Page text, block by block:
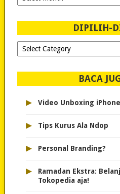
Sejak
DIPILIH-
Dipilih-
dipilih..
BACA
▸ Video Unboxing
▸ Tips Kurus Ala Ndop
▸ Personal Branding?
▸
Ramadan Ekstra:
Tokopedia aja!